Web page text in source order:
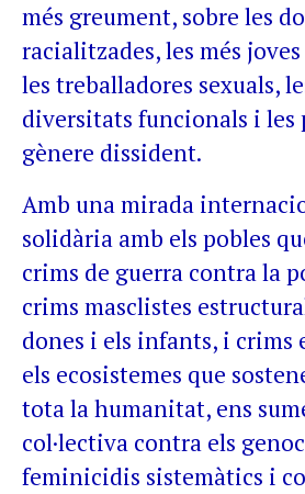
més greument, sobre les
racialitzades, les més
les treballadores sexuals,
diversitats funcionals i les
gènere dissident.
Amb una mirada
solidària amb els pobles
crims de guerra contra la
crims masclistes
dones i els infants, i crims
els ecosistemes que
tota la humanitat, ens
col·lectiva contra els
feminicidis sistemàtics i